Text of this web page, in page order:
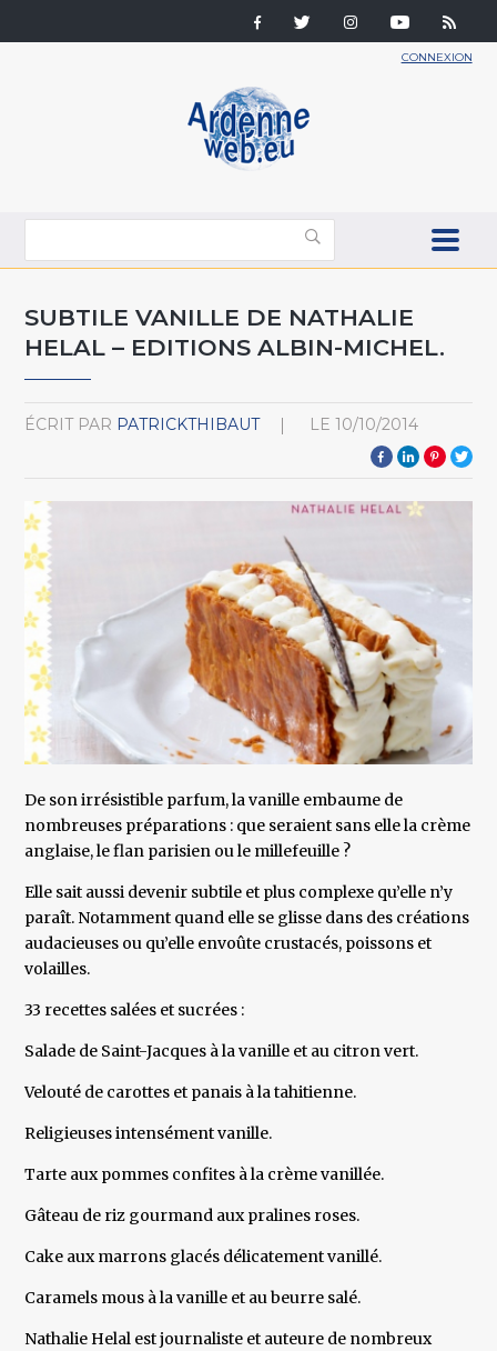
CONNEXION
SUBTILE VANILLE DE NATHALIE
HELAL – EDITIONS ALBIN-MICHEL.
ÉCRIT PAR PATRICKTHIBAUT LE 10/10/2014
De son irrésistible parfum, la vanille embaume de
nombreuses préparations : que seraient sans elle la crème
anglaise, le flan parisien ou le millefeuille ?
Elle sait aussi devenir subtile et plus complexe qu’elle n’y
paraît. Notamment quand elle se glisse dans des créations
audacieuses ou qu’elle envoûte crustacés, poissons et
volailles.
33 recettes salées et sucrées :
Salade de Saint-Jacques à la vanille et au citron vert.
Velouté de carottes et panais à la tahitienne.
Religieuses intensément vanille.
Tarte aux pommes confites à la crème vanillée.
Gâteau de riz gourmand aux pralines roses.
Cake aux marrons glacés délicatement vanillé.
Caramels mous à la vanille et au beurre salé.
Nathalie Helal est journaliste et auteure de nombreux